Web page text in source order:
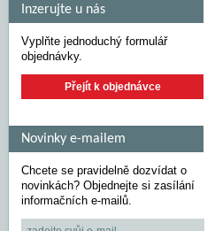
Inzerujte u nás
Vyplňte jednoduchý formulář
objednávky.
Přejít k objednávce
Novinky e-mailem
Chcete se pravidelně dozvídat o
novinkách? Objednejte si zasílání
informačních e-mailů.